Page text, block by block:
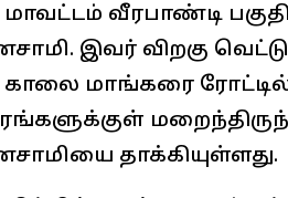
வீரபாண்டி
இவர் விறகு
காலை மாங்கரை
தாக்கியுள்ளது.